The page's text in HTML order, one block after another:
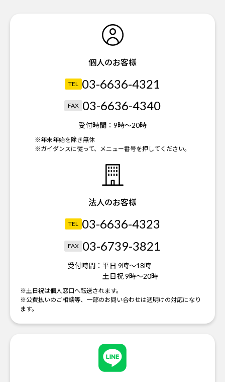
個人のお客様
TEL 03-6636-4321
FAX 03-6636-4340
受付時間： 9時～20時
※年末年始を除き無休
※ガイダンスに従って、メニュー番号を押してください。
法人のお客様
TEL 03-6636-4323
FAX 03-6739-3821
受付時間： 平日 9時～18時
土日祝 9時～20時
※土日祝は個人窓口へ転送されます。
※公費払いのご相談等、一部のお問い合わせは週明けの対応になり
ます。